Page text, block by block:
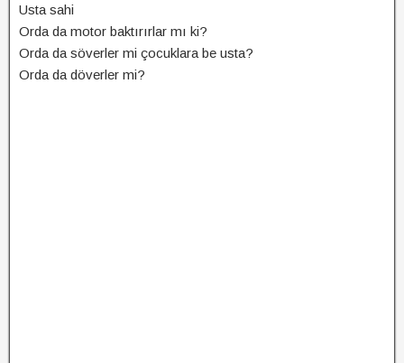
Usta sahi
Orda da motor baktırırlar mı ki?
Orda da söverler mi çocuklara be usta?
Orda da döverler mi?